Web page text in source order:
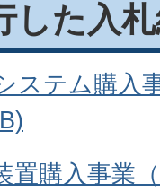
した入
ステム購入
置購入事業